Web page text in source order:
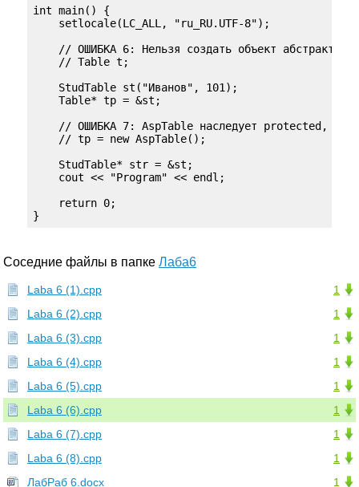
int main() {
    setlocale(LC_ALL, "ru_RU.UTF-8");
// ОШИБКА 6: Нельзя создать объект
    // Table t;
    StudTable st("Иванов", 101);
    Table* tp = &st;
// ОШИБКА 7: AspTable наследует protected,
    // tp = new AspTable();
    StudTable* str = &st;
    cout << "Program" << endl;
    return 0;
}
Соседние файлы в папке Лаба6
1
Laba 6 (1).cpp
1
Laba 6 (2).cpp
1
Laba 6 (3).cpp
1
Laba 6 (4).cpp
1
Laba 6 (5).cpp
1
Laba 6 (6).cpp
1
Laba 6 (7).cpp
1
Laba 6 (8).cpp
1
ЛабРаб 6.docx